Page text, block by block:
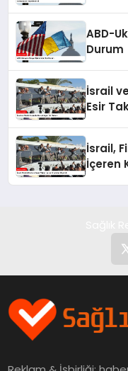
ABD-
Durum
İsrail
Esir
İsrail,
İçeren